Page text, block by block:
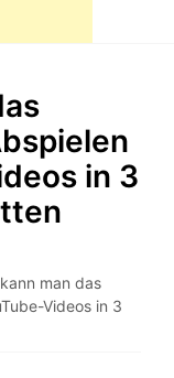
in 3
man das
Videos in 3